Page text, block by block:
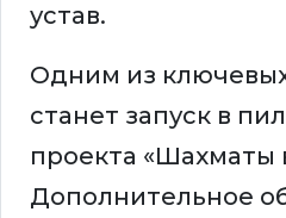
устав.
Одним из
станет запуск в
проекта «Шахматы
Дополнительное